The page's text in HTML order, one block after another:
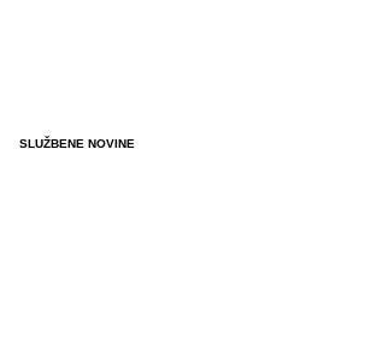
SLUŽBENE NOVINE